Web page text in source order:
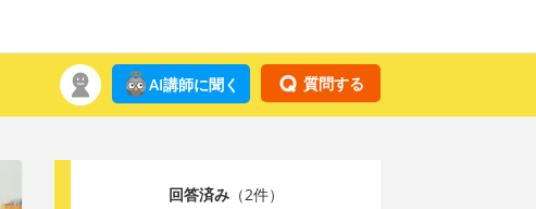
質問する
AI講師に聞く
回答済み（2件）